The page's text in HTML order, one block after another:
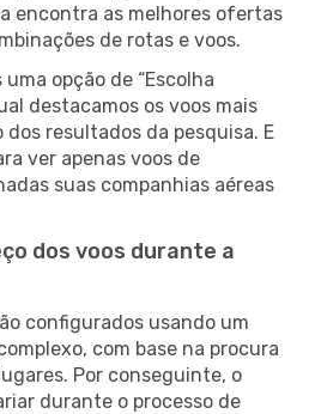
encontra as melhores ofertas
de rotas e voos.
opção de “Escolha
destacamos os voos mais
resultados da pesquisa. E
ver apenas voos de
suas companhias aéreas
dos voos durante a
configurados usando um
com base na procura
Por conseguinte, o
durante o processo de